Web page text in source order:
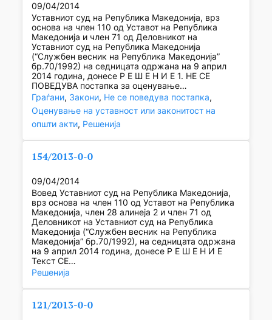
09/04/2014
Уставниот суд на Република Македонија, врз
основа на член 110 од Уставот на Република
Македонија и член 71 од Деловникот на
Уставниот суд на Република Македонија
(“Службен весник на Република Македонија”
бр.70/1992) на седницата одржана на 9 април
2014 година, донесе Р Е Ш Е Н И Е 1. НЕ СЕ
ПОВЕДУВА постапка за оценување…
Граѓани, Закони, Не се поведува постапка
Оценување на уставност или законитост на
општи акти, Решенија
154/2013-0-0
09/04/2014
Вовед Уставниот суд на Република Македонија,
врз основа на член 110 од Уставот на Република
Македонија, член 28 алинеја 2 и член 71 од
Деловникот на Уставниот суд на Република
Македонија (“Службен весник на Република
Македонија” бр.70/1992), на седницата одржана
на 9 април 2014 година, донесе Р Е Ш Е Н И Е
Текст СЕ…
Решенија
121/2013-0-0